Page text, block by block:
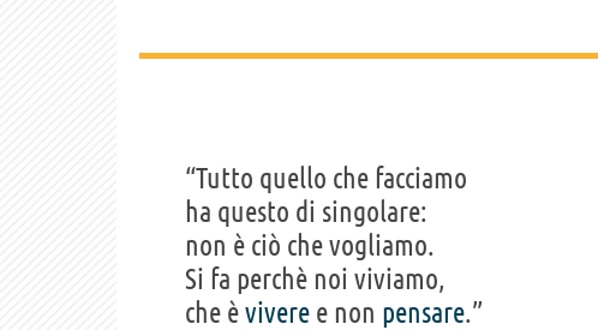
“Tutto quello che facciamo
ha questo di singolare:
non è ciò che vogliamo.
Si fa perchè noi viviamo,
che èvivere e non pensare.”